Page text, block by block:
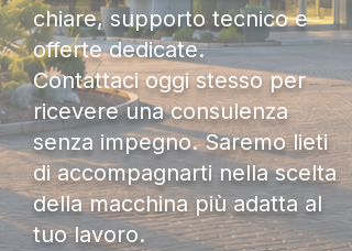
chiare, supporto tecnico e
offerte dedicate.
Contattaci oggi stesso per
ricevere una consulenza
senza impegno. Saremo lieti
di accompagnarti nella scelta
della macchina più adatta al
tuo lavoro.